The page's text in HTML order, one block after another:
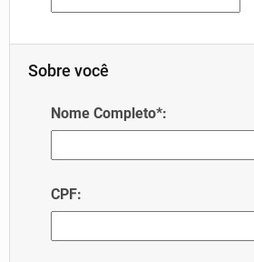
Sobre você
Nome Completo*:
CPF: